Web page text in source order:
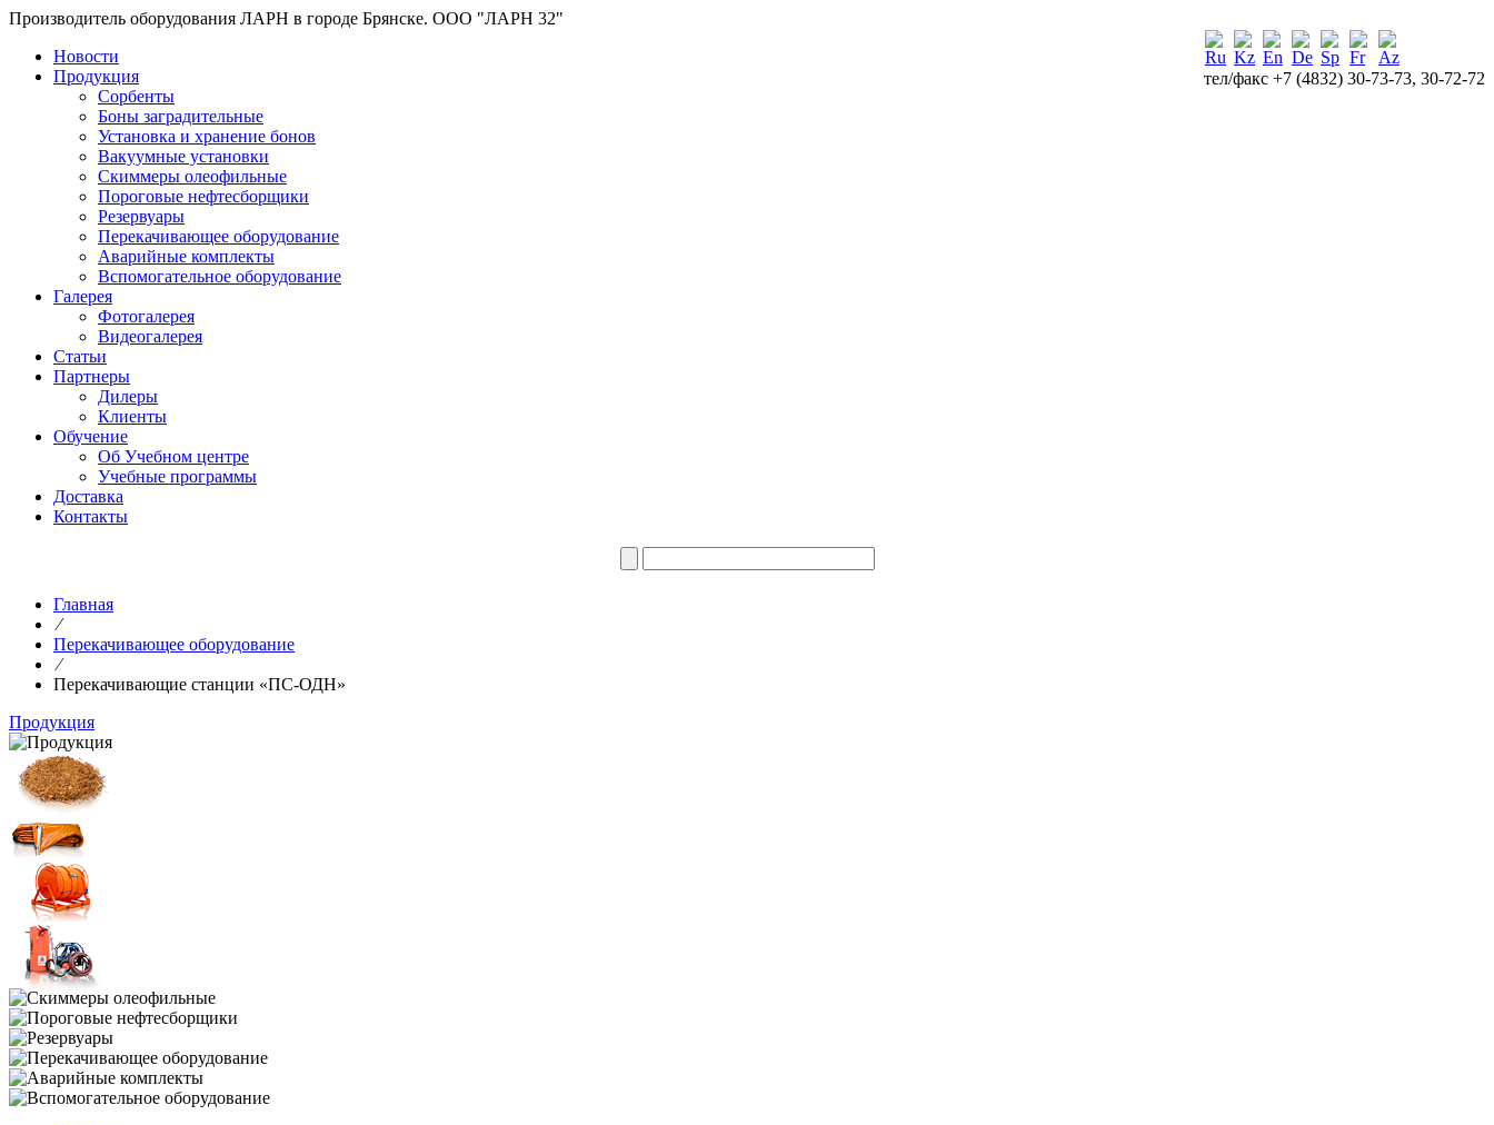
Производитель оборудования ЛАРН в городе Брянске. ООО "ЛАРН 32"
тел/факс +7 (4832) 30-73-73, 30-72-72
Новости
Продукция
Сорбенты
Боны заградительные
Установка и хранение бонов
Вакуумные установки
Скиммеры олеофильные
Пороговые нефтесборщики
Резервуары
Перекачивающее оборудование
Аварийные комплекты
Вспомогательное оборудование
Галерея
Фотогалерея
Видеогалерея
Статьи
Партнеры
Дилеры
Клиенты
Обучение
Об Учебном центре
Учебные программы
Доставка
Контакты
Главная
⁄
Перекачивающее оборудование
⁄
Перекачивающие станции «ПС-ОДН»
Продукция